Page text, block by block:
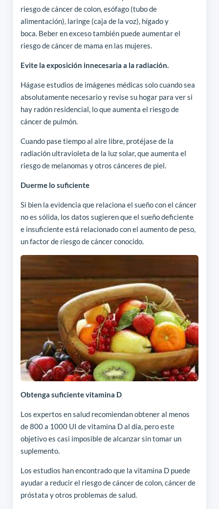
riesgo de cáncer de colon, esófago (tubo de
alimentación), laringe (caja de la voz), hígado y
boca. Beber en exceso también puede aumentar el
riesgo de cáncer de mama en las mujeres.
Evite la exposición innecesaria a la radiación.
Hágase estudios de imágenes médicas solo cuando sea
absolutamente necesario y revise su hogar para ver si
hay radón residencial, lo que aumenta el riesgo de
cáncer de pulmón.
Cuando pase tiempo al aire libre, protéjase de la
radiación ultravioleta de la luz solar, que aumenta el
riesgo de melanomas y otros cánceres de piel.
Duerme lo suficiente
Si bien la evidencia que relaciona el sueño con el cáncer
no es sólida, los datos sugieren que el sueño deficiente
e insuficiente está relacionado con el aumento de peso,
un factor de riesgo de cáncer conocido.
Obtenga suficiente vitamina D
Los expertos en salud recomiendan obtener al menos
de 800 a 1000 UI de vitamina D al día, pero este
objetivo es casi imposible de alcanzar sin tomar un
suplemento.
Los estudios han encontrado que la vitamina D puede
ayudar a reducir el riesgo de cáncer de colon, cáncer de
próstata y otros problemas de salud.